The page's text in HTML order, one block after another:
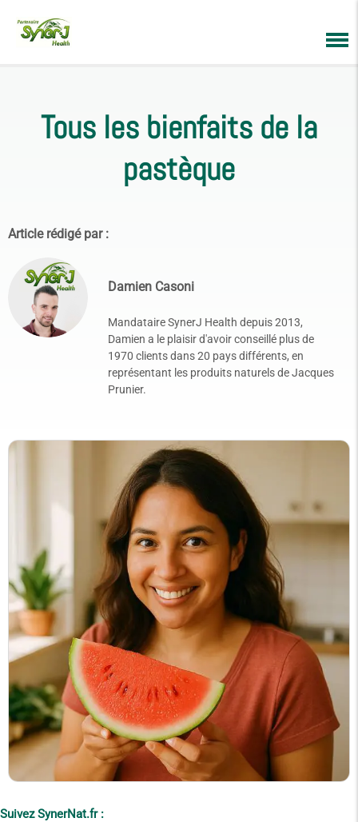
Tous les bienfaits de la
pastèque
Article rédigé par :
Damien Casoni
Mandataire SynerJ Health depuis 2013,
Damien a le plaisir d'avoir conseillé plus de
1970 clients dans 20 pays différents, en
représentant les produits naturels de Jacques
Prunier.
Suivez SynerNat.fr :